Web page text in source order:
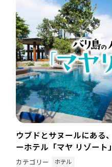
ウブドとサヌールにある
ーホテル「マヤ リゾート
カテゴリー ホテル